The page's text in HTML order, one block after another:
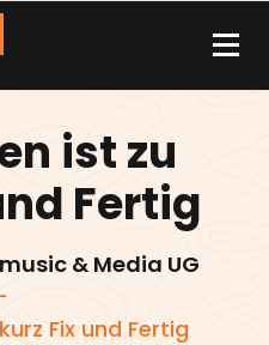
ist zu
Fertig
& Media UG
Fix und Fertig